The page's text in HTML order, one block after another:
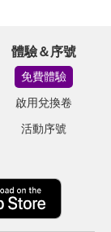
體驗＆序號
免費體驗
啟用兌換卷
活動序號